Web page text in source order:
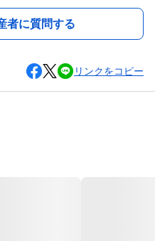
者に質問する
リンクをコピー